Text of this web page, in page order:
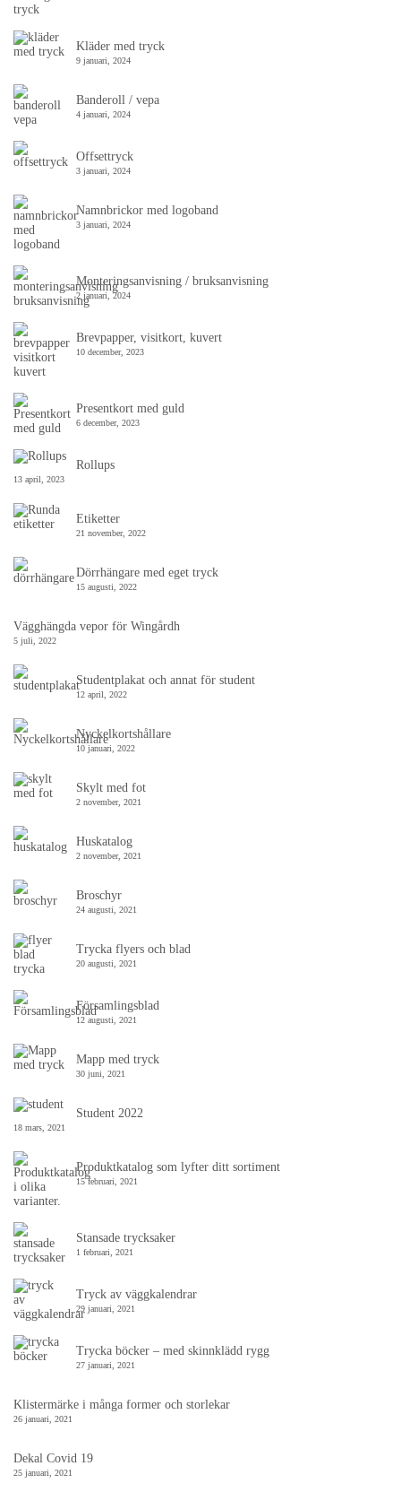
Kläder med tryck
9 januari, 2024
Banderoll / vepa
4 januari, 2024
Offsettryck
3 januari, 2024
Namnbrickor med logoband
3 januari, 2024
Monteringsanvisning / bruksanvisning
2 januari, 2024
Brevpapper, visitkort, kuvert
10 december, 2023
Presentkort med guld
6 december, 2023
Rollups
13 april, 2023
Etiketter
21 november, 2022
Dörrhängare med eget tryck
15 augusti, 2022
Vägghängda vepor för Wingårdh
5 juli, 2022
Studentplakat och annat för student
12 april, 2022
Nyckelkortshållare
10 januari, 2022
Skylt med fot
2 november, 2021
Huskatalog
2 november, 2021
Broschyr
24 augusti, 2021
Trycka flyers och blad
20 augusti, 2021
Församlingsblad
12 augusti, 2021
Mapp med tryck
30 juni, 2021
Student 2022
18 mars, 2021
Produktkatalog som lyfter ditt sortiment
15 februari, 2021
Stansade trycksaker
1 februari, 2021
Tryck av väggkalendrar
29 januari, 2021
Trycka böcker – med skinnklädd rygg
27 januari, 2021
Klistermärke i många former och storlekar
26 januari, 2021
Dekal Covid 19
25 januari, 2021